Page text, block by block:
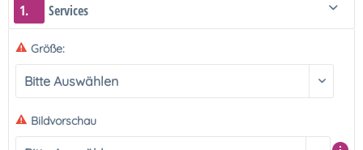
1. Services
Größe:
Bildvorschau